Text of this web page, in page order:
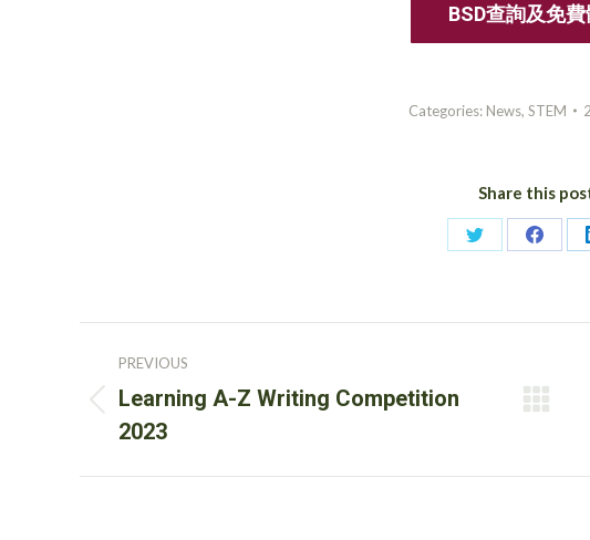
BSD查詢及免
Categories: News, STEM
Share this
Share
Share
navigation
PREVIOUS
Previous
post:
Learning A-Z Writing Competition
2023